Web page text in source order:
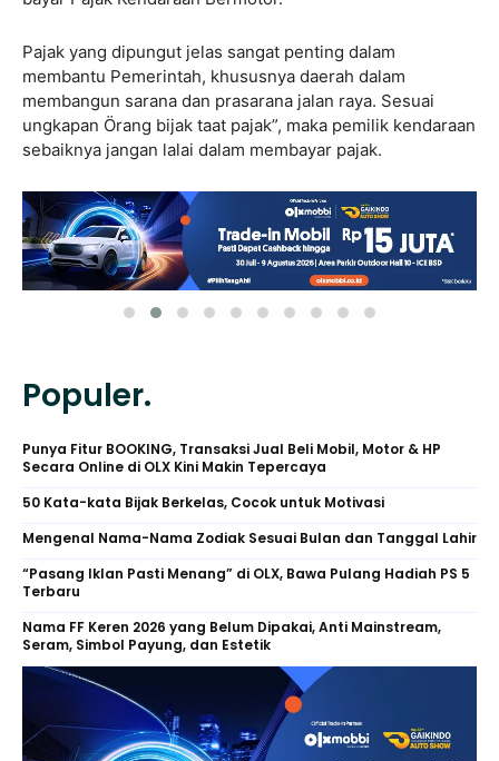
Pajak yang dipungut jelas sangat penting dalam
membantu Pemerintah, khususnya daerah dalam
membangun sarana dan prasarana jalan raya. Sesuai
ungkapan Örang bijak taat pajak”, maka pemilik kendaraan
sebaiknya jangan lalai dalam membayar pajak.
Populer.
Punya Fitur BOOKING, Transaksi Jual Beli Mobil, Motor & HP
Secara Online di OLX Kini Makin Tepercaya
50 Kata-kata Bijak Berkelas, Cocok untuk Motivasi
Mengenal Nama-Nama Zodiak Sesuai Bulan dan Tanggal Lahir
“Pasang Iklan Pasti Menang” di OLX, Bawa Pulang Hadiah PS 5
Terbaru
Nama FF Keren 2026 yang Belum Dipakai, Anti Mainstream,
Seram, Simbol Payung, dan Estetik